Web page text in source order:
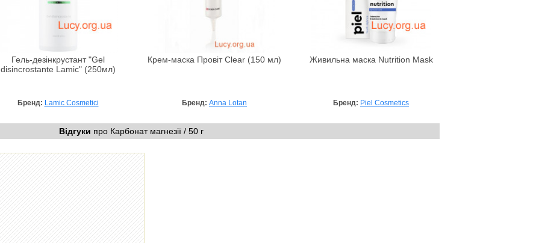
Гель-дезінкрустант "Gel
disincrostante Lamic" (250мл)
Бренд: Lamic Cosmetici
Крем-маска Провіт Clear (150 мл)
Бренд: Anna Lotan
Живильна маска Nutrition Mask
Бренд: Piel Cosmetics
Відгуки про Карбонат магнезії / 50 г